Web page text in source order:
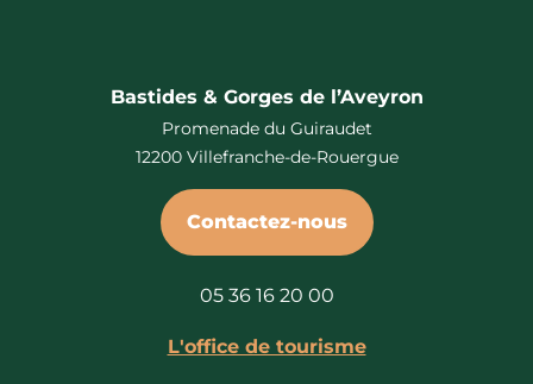
Bastides & Gorges de l’Aveyron
Promenade du Guiraudet
12200 Villefranche-de-Rouergue
Contactez-nous
05 36 16 20 00
L'office de tourisme